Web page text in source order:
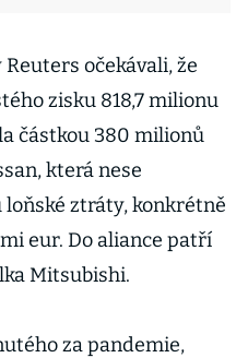
očekávali, že
zisku 818,7 milionu
částkou 380 milionů
která nese
ztráty, konkrétně
eur. Do aliance patří
Mitsubishi.
za pandemie,